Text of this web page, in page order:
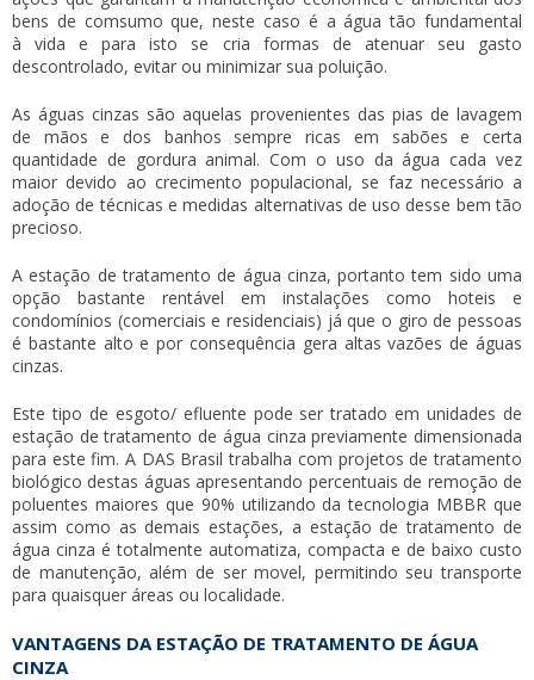
bens de comsumo que, neste caso é a água tão fundamental
à vida e para isto se cria formas de atenuar seu gasto
descontrolado, evitar ou minimizar sua poluição.
As águas cinzas são aquelas provenientes das pias de lavagem
de mãos e dos banhos sempre ricas em sabões e certa
quantidade de gordura animal. Com o uso da água cada vez
maior devido ao crecimento populacional, se faz necessário a
adoção de técnicas e medidas alternativas de uso desse bem tão
precioso.
Aestação de tratamento de água cinza, portanto tem sido uma
opção bastante rentável em instalações como hoteis e
condomínios (comerciais e residenciais) já que o giro de pessoas
é bastante alto e por consequência gera altas vazões de águas
cinzas.
Este tipo de esgoto/ efluente pode ser tratado em unidades de
estação de tratamento de água cinza previamente dimensionada
para este fim. A DAS Brasil trabalha com projetos de tratamento
biológico destas águas apresentando percentuais de remoção de
poluentes maiores que 90% utilizando da tecnologia MBBR que
assim como as demais estações, a estação de tratamento de
água cinza é totalmente automatiza, compacta e de baixo custo
de manutenção, além de ser movel, permitindo seu transporte
para quaisquer áreas ou localidade.
VANTAGENS DA ESTAÇÃO DE TRATAMENTO DE ÁGUA
CINZA